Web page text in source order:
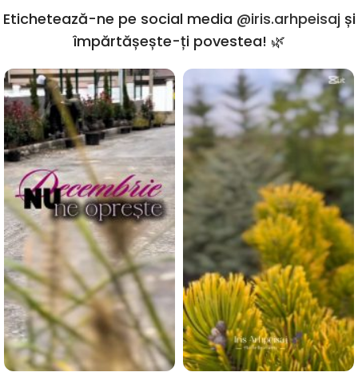
Etichetează-ne pe social media @iris.arhpeisaj și
împărtășește-ți povestea! 🌿